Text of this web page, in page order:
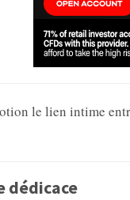
le lien intime
dédicace